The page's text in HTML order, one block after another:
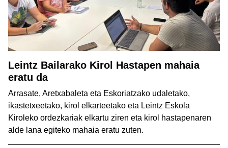
Leintz Bailarako Kirol Hastapen mahaia
eratu da
Arrasate, Aretxabaleta eta Eskoriatzako udaletako,
ikastetxeetako, kirol elkarteetako eta Leintz Eskola
Kiroleko ordezkariak elkartu ziren eta kirol hastapenaren
alde lana egiteko mahaia eratu zuten.